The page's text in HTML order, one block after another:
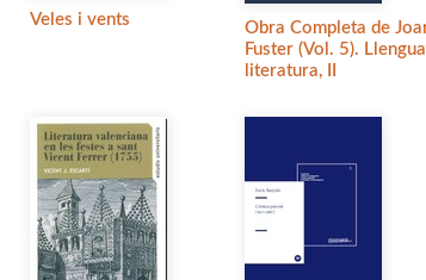
Veles i vents
Obra Completa de
Fuster (Vol. 5).
literatura, II